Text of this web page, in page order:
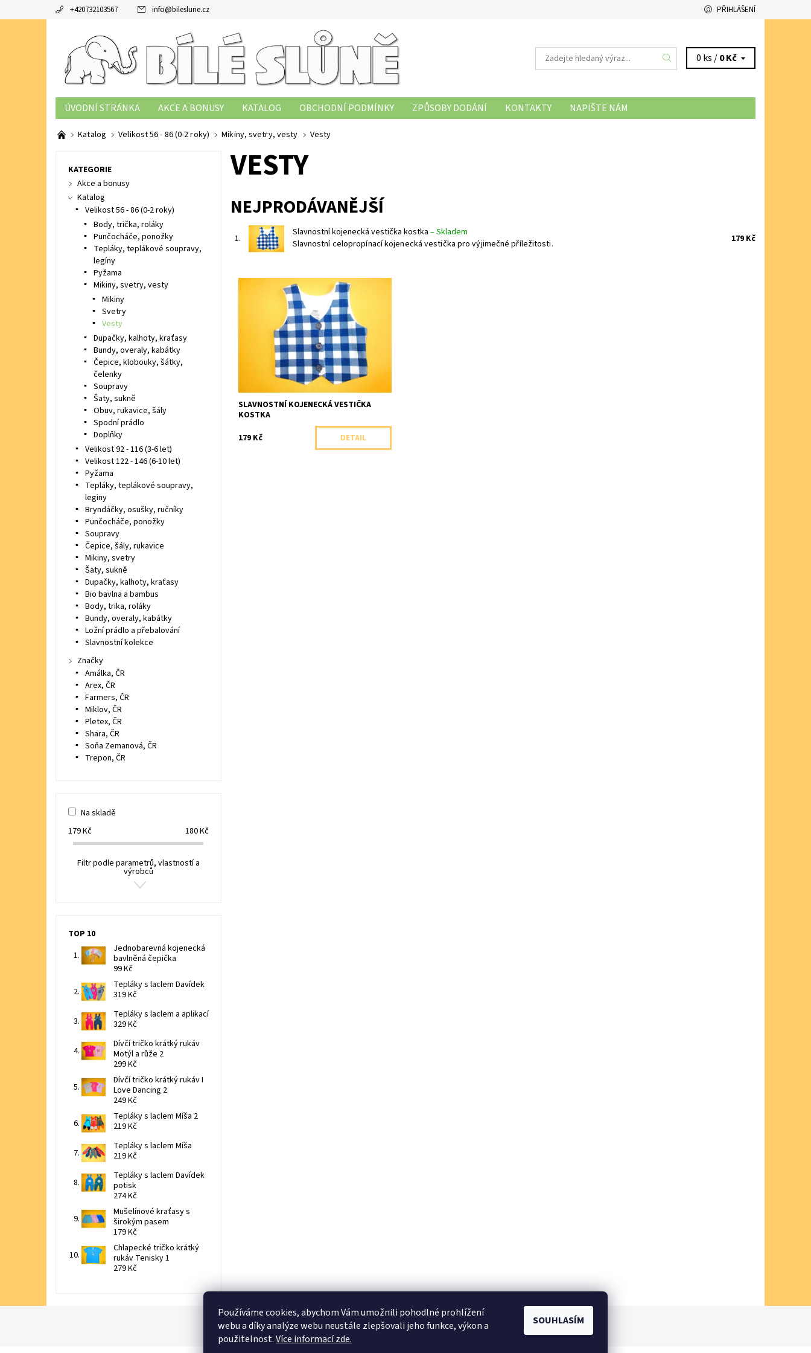
+420732103567 info@bileslune.cz PŘIHLÁŠENÍ
0 ks /0 Kč
ÚVODNÍ STRÁNKA AKCE A BONUSY KATALOG OBCHODNÍ PODMÍNKY ZPŮSOBY DODÁNÍ KONTAKTY
NAPIŠTE NÁM
TABULKY VELIKOSTÍ
PODMÍNKY OCHRANY OSOBNÍCH ÚDAJŮ
Katalog Velikost 56 - 86 (0-2 roky) Mikiny, svetry, vesty Vesty
VESTY
NEJPRODÁVANĚJŠÍ
1.
Slavnostní kojenecká vestička kostka –Skladem
Slavnostní celopropínací kojenecká vestička pro výjimečné příležitosti.
179 Kč
Slavnostní celopropínací kojenecká
vestička pro výjimečné příležitosti.
Dostupnost:
Skladem 1 ks
Arex, ČR
SLAVNOSTNÍ KOJENECKÁ VESTIČKA
KOSTKA
179 Kč
DETAIL
KATEGORIE
Akce a bonusy
Katalog
Velikost 56 - 86 (0-2 roky)
Body, trička, roláky
Punčocháče, ponožky
Tepláky, teplákové soupravy,
legíny
Pyžama
Mikiny, svetry, vesty
Mikiny
Svetry
Vesty
Dupačky, kalhoty, kraťasy
Bundy, overaly, kabátky
Čepice, klobouky, šátky,
čelenky
Soupravy
Šaty, sukně
Obuv, rukavice, šály
Spodní prádlo
Doplňky
Velikost 92 - 116 (3-6 let)
Velikost 122 - 146 (6-10 let)
Pyžama
Tepláky, teplákové soupravy,
leginy
Bryndáčky, osušky, ručníky
Punčocháče, ponožky
Soupravy
Čepice, šály, rukavice
Mikiny, svetry
Šaty, sukně
Dupačky, kalhoty, kraťasy
Bio bavlna a bambus
Body, trika, roláky
Bundy, overaly, kabátky
Ložní prádlo a přebalování
Slavnostní kolekce
Značky
Amálka, ČR
Arex, ČR
Farmers, ČR
Miklov, ČR
Pletex, ČR
Shara, ČR
Soňa Zemanová, ČR
Trepon, ČR
Na skladě
179Kč 180Kč
Filtr podle parametrů, vlastností a
výrobců
TOP 10
Jednobarevná kojenecká
bavlněná čepička
99 Kč
Tepláky s laclem Davídek
319 Kč
Tepláky s laclem a aplikací
329 Kč
Dívčí tričko krátký rukáv
Motýl a růže 2
299 Kč
Dívčí tričko krátký rukáv I
Love Dancing 2
249 Kč
Tepláky s laclem Míša 2
219 Kč
Tepláky s laclem Míša
219 Kč
Tepláky s laclem Davídek
potisk
274 Kč
Mušelínové kraťasy s
širokým pasem
179 Kč
Chlapecké tričko krátký
rukáv Tenisky 1
279 Kč
Shoptet.cz | facebook Bílé Slůně | Instagram Bílé Slůně
Používáme cookies, abychom Vám umožnili pohodlné prohlížení
webu a díky analýze webu neustále zlepšovali jeho funkce, výkon a
použitelnost.Více informací zde.
SOUHLASÍM